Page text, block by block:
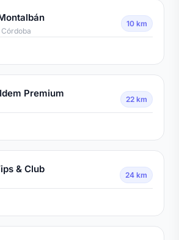
10 km
Premium
22 km
& Club
24 km